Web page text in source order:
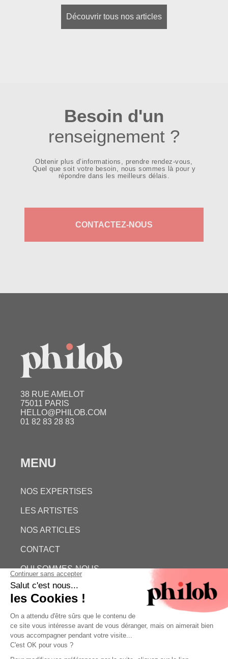
Découvrir tous nos articles
Besoin d'un
renseignement ?
Obtenir plus d’informations, prendre rendez-vous,
Quel que soit votre besoin, nous sommes là pour y
répondre dans les meilleurs délais.
CONTACTEZ-NOUS
38 RUE AMELOT
75011 PARIS
HELLO@PHILOB.COM
01 82 83 28 83
MENU
NOS EXPERTISES
LES ARTISTES
NOS ARTICLES
CONTACT
QUI SOMMES-NOUS
ESTIMATION GRATUITE
PHILOB